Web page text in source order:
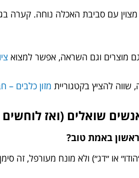
עם סביבת האכלה נוחה. קערה
מוצרים וגם השראה, אפשר למצוא
להציץ בקטגוריית מזון כלבים –
שואלים (ואז
באמת טוב?
או ״דג״) ולא מונח מעורפל, זה